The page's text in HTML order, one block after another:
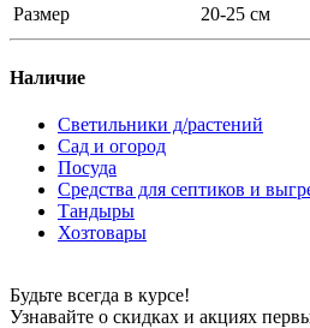
Размер
20-25 см
Наличие
Светильники д/растений
Сад и огород
Посуда
Средства для септиков и
Тандыры
Хозтовары
Будьте всегда в курсе!
Узнавайте о скидках и акциях